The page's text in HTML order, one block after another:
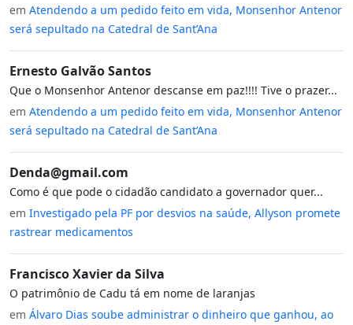
em Atendendo a um pedido feito em vida, Monsenhor Antenor
será sepultado na Catedral de Sant’Ana
Ernesto Galvão Santos
Que o Monsenhor Antenor descanse em paz!!!! Tive o prazer...
em Atendendo a um pedido feito em vida, Monsenhor Antenor
será sepultado na Catedral de Sant’Ana
Denda@gmail.com
Como é que pode o cidadão candidato a governador quer...
em Investigado pela PF por desvios na saúde, Allyson promete
rastrear medicamentos
Francisco Xavier da Silva
O patrimônio de Cadu tá em nome de laranjas
em Álvaro Dias soube administrar o dinheiro que ganhou, ao